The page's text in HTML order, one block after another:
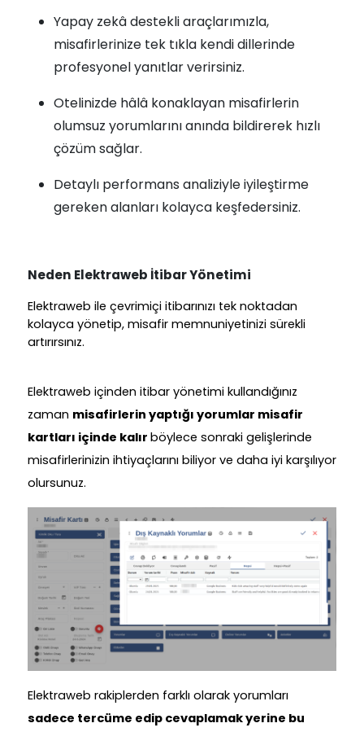
Yapay zekâ destekli araçlarımızla,
misafirlerinize tek tıkla kendi dillerinde
profesyonel yanıtlar verirsiniz.
Otelinizde hâlâ konaklayan misafirlerin
olumsuz yorumlarını anında bildirerek hızlı
çözüm sağlar.
Detaylı performans analiziyle iyileştirme
gereken alanları kolayca keşfedersiniz.
Neden Elektraweb İtibar Yönetimi
Elektraweb ile çevrimiçi itibarınızı tek noktadan
kolayca yönetip, misafir memnuniyetinizi sürekli
artırırsınız.
Elektraweb içinden itibar yönetimi kullandığınız
zaman misafirlerin yaptığı yorumlar misafir
kartları içinde kalır böylece sonraki gelişlerinde
misafirlerinizin ihtiyaçlarını biliyor ve daha iyi karşılıyor
olursunuz.
Elektraweb rakiplerden farklı olarak yorumları
sadece tercüme edip cevaplamak yerine bu